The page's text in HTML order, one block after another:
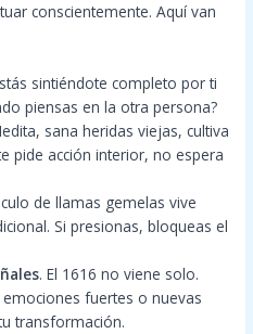
conscientemente. Aquí van
sintiéndote completo por ti
piensas en la otra persona?
sana heridas viejas, cultiva
pide acción interior, no espera
de llamas gemelas vive
Si presionas, bloqueas el
. El 1616 no viene solo.
fuertes o nuevas
transformación.